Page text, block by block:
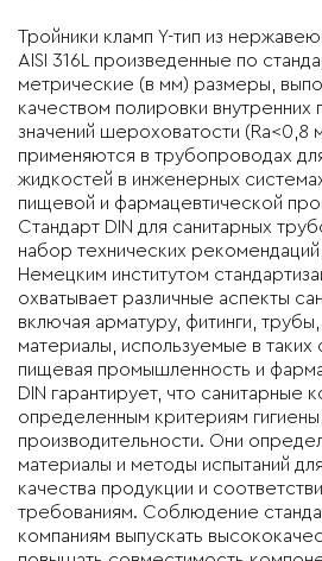
Тройники кламп Y-тип из
AISI 316L
произведенные по
метрические (в мм) размеры,
качеством полировки внутренних
значений шероховатости (Ra<0,8
применяются в трубопроводах
жидкостей в инженерных
пищевой и фармацевтической
Стандарт DIN для санитарных
набор технических
Немецким институтом
охватывает различные аспекты
включая арматуру, фитинги,
материалы, используемые в таких
пищевая промышленность и
DIN гарантирует, что санитарные
определенным критериям
производительности. Они
материалы и методы испытаний
качества продукции и
требованиям. Соблюдение
компаниям выпускать